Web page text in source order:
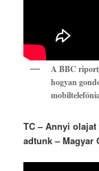
A BBC
hogyan
TC – Annyi
adtunk – Magyar